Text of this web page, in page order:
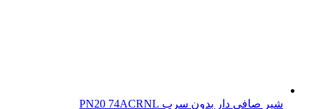
شیر صافی دار بدون سرب PN20 74ACRNL